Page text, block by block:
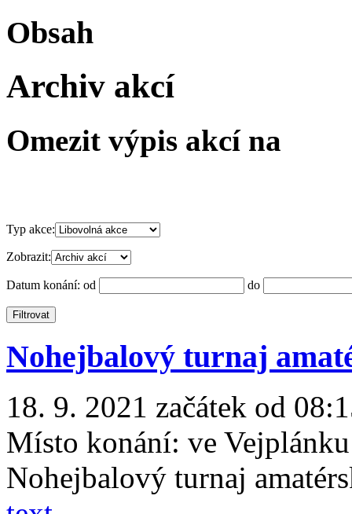
Obsah
Archiv akcí
Omezit výpis akcí na
Typ akce:
Zobrazit:
Datum konání: od do
Nohejbalový turnaj
18. 9. 2021 začátek od
Místo konání: ve Vejplánku
Nohejbalový turnaj